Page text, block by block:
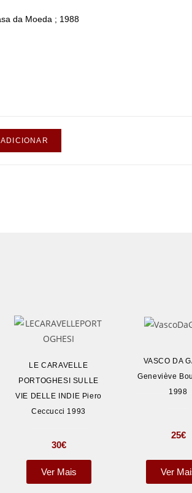
da Moeda ; 1988
ADICIONAR
LE CARAVELLE
PORTOGHESI SULLE
VIE DELLE INDIE Piero
Ceccucci 1993
30€
Ver Mais
VASCO DA
Geneviève
1998
25€
Ver